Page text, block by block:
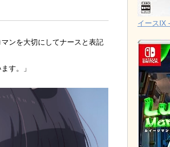
ンを大切にしてナースと表記
す。」
イースIX